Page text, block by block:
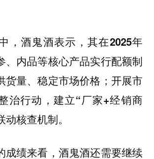
，酒鬼酒表示，其在2025年
、内品等核心产品实行配额制
货量、稳定市场价格；开展市
治行动，建立“厂家+经销商
核查机制。
成绩来看，酒鬼酒还需要继续